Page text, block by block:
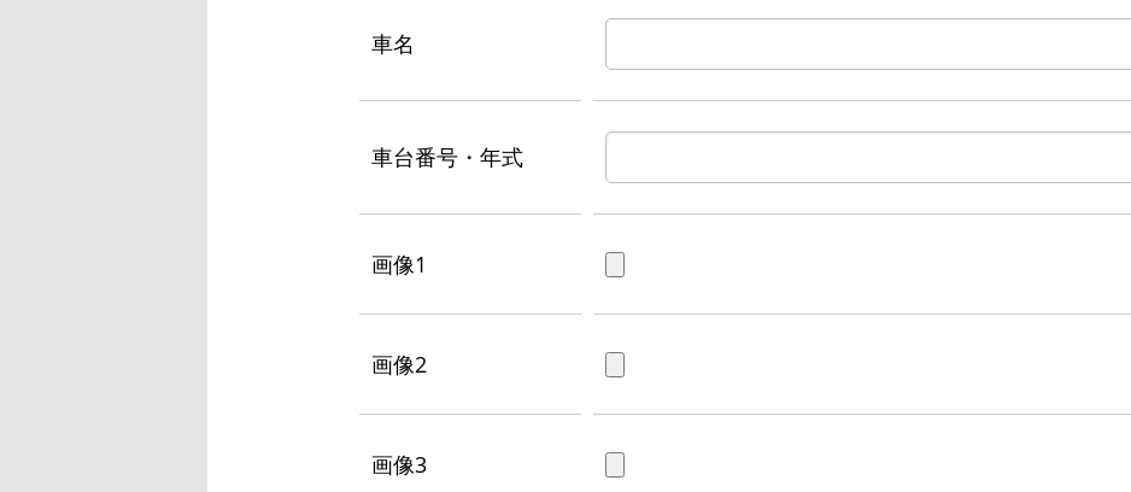
車名
車台番号・年式
画像1
画像2
画像3